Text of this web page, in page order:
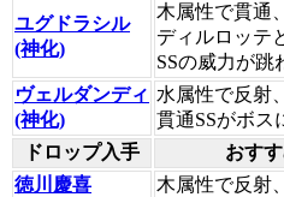
ユグドラシル
(神化)
木属性で貫通
ディルロッテ
SSの威力が跳
ヴェルダンディ
(神化)
水属性で反射
貫通SSがボス
ドロップ入手
おす
徳川慶喜
木属性で反射